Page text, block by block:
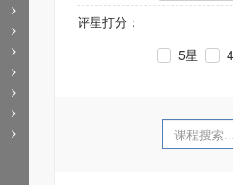
评星打分：
5星